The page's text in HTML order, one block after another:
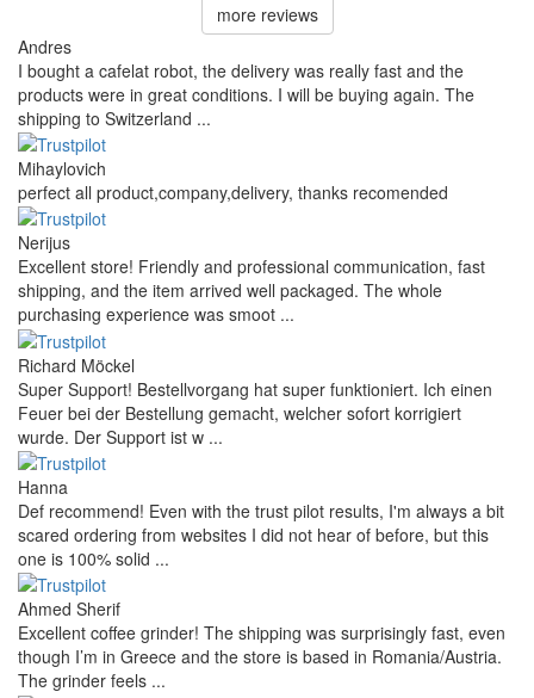
more reviews
Andres
I bought a cafelat robot, the delivery was really fast and the
products were in great conditions. I will be buying again. The
shipping to Switzerland ...
Mihaylovich
perfect all product,company,delivery, thanks recomended
Nerijus
Excellent store! Friendly and professional communication, fast
shipping, and the item arrived well packaged. The whole
purchasing experience was smoot ...
Richard Möckel
Super Support! Bestellvorgang hat super funktioniert. Ich einen
Feuer bei der Bestellung gemacht, welcher sofort korrigiert
wurde. Der Support ist w ...
Hanna
Def recommend! Even with the trust pilot results, I'm always a bit
scared ordering from websites I did not hear of before, but this
one is 100% solid ...
Ahmed Sherif
Excellent coffee grinder! The shipping was surprisingly fast, even
though I’m in Greece and the store is based in Romania/Austria.
The grinder feels ...